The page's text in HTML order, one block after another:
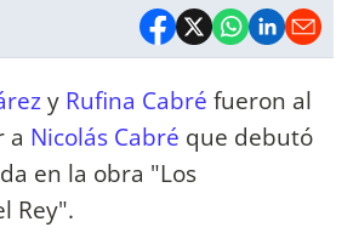
y Rufina Cabré fueron al
a Nicolás Cabré que debutó
en la obra "Los
Rey".